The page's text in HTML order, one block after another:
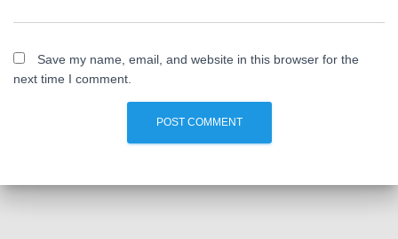
Save my name, email, and website in this browser for the
next time I comment.